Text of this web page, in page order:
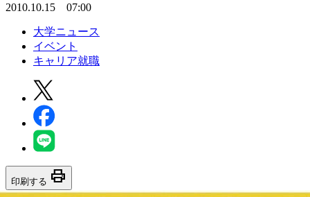
2010.10.15 07:00
大学ニュース
イベント
キャリア就職
印刷する print